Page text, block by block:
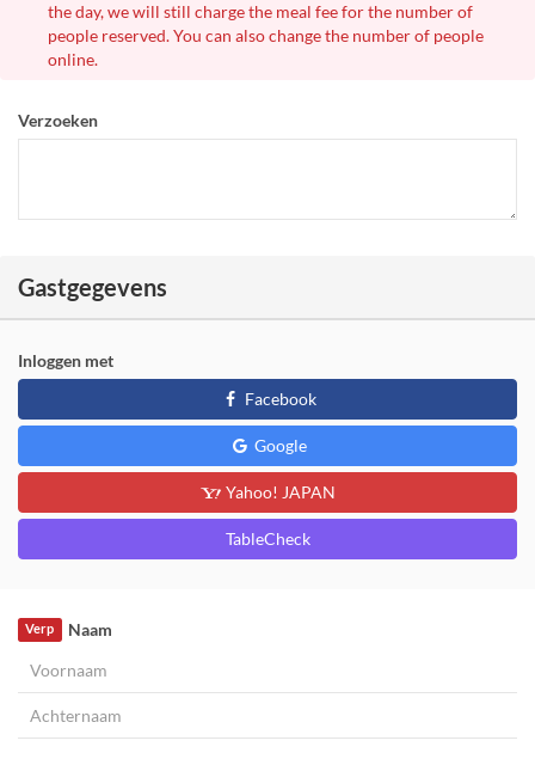
the day, we will still charge the meal fee for the number of
people reserved. You can also change the number of people
online.
Verzoeken
Gastgegevens
Inloggen met
Facebook
Google
Yahoo! JAPAN
TableCheck
Naam
Verp